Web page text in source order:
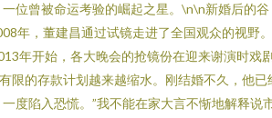
位曾被命运考验的崛起之星。\n\n新婚后的谷
年，董建昌通过试镜走进了全国观众的视野
年开始，各大晚会的抢镜份在迎来谢演时戏
限的存款计划越来越缩水。刚结婚不久，他已
度陷入恐慌。”我不能在家大言不惭地解释说